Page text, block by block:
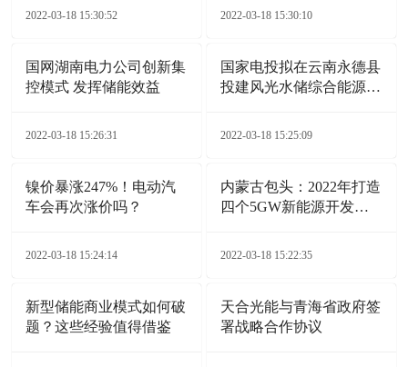
2022-03-18 15:30:52 2022-03-18 15:30:10
国网湖南电力公司创新集
控模式 发挥储能效益
2022-03-18 15:26:31
国家电投拟在云南永德县
投建风光水储综合能源电
2022-03-18 15:25:09
镍价暴涨247%！电动汽
车会再次涨价吗？
2022-03-18 15:24:14
内蒙古包头：2022年打造
四个5GW新能源开发基
2022-03-18 15:22:35
新型储能商业模式如何破
题？这些经验值得借鉴
天合光能与青海省政府签
署战略合作协议